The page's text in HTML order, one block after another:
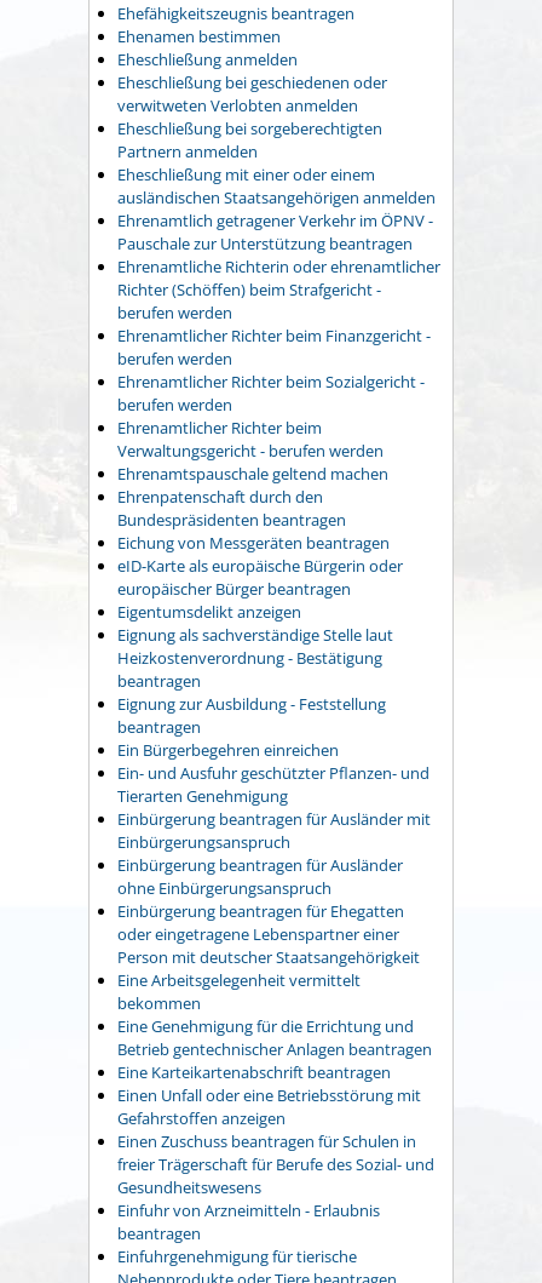
Ehefähigkeitszeugnis beantragen
Ehenamen bestimmen
Eheschließung anmelden
Eheschließung bei geschiedenen oder
verwitweten Verlobten anmelden
Eheschließung bei sorgeberechtigten
Partnern anmelden
Eheschließung mit einer oder einem
ausländischen Staatsangehörigen anmelden
Ehrenamtlich getragener Verkehr im ÖPNV -
Pauschale zur Unterstützung beantragen
Ehrenamtliche Richterin oder ehrenamtlicher
Richter (Schöffen) beim Strafgericht -
berufen werden
Ehrenamtlicher Richter beim Finanzgericht -
berufen werden
Ehrenamtlicher Richter beim Sozialgericht -
berufen werden
Ehrenamtlicher Richter beim
Verwaltungsgericht - berufen werden
Ehrenamtspauschale geltend machen
Ehrenpatenschaft durch den
Bundespräsidenten beantragen
Eichung von Messgeräten beantragen
eID-Karte als europäische Bürgerin oder
europäischer Bürger beantragen
Eigentumsdelikt anzeigen
Eignung als sachverständige Stelle laut
Heizkostenverordnung - Bestätigung
beantragen
Eignung zur Ausbildung - Feststellung
beantragen
Ein Bürgerbegehren einreichen
Ein- und Ausfuhr geschützter Pflanzen- und
Tierarten Genehmigung
Einbürgerung beantragen für Ausländer mit
Einbürgerungsanspruch
Einbürgerung beantragen für Ausländer
ohne Einbürgerungsanspruch
Einbürgerung beantragen für Ehegatten
oder eingetragene Lebenspartner einer
Person mit deutscher Staatsangehörigkeit
Eine Arbeitsgelegenheit vermittelt
bekommen
Eine Genehmigung für die Errichtung und
Betrieb gentechnischer Anlagen beantragen
Eine Karteikartenabschrift beantragen
Einen Unfall oder eine Betriebsstörung mit
Gefahrstoffen anzeigen
Einen Zuschuss beantragen für Schulen in
freier Trägerschaft für Berufe des Sozial- und
Gesundheitswesens
Einfuhr von Arzneimitteln - Erlaubnis
beantragen
Einfuhrgenehmigung für tierische